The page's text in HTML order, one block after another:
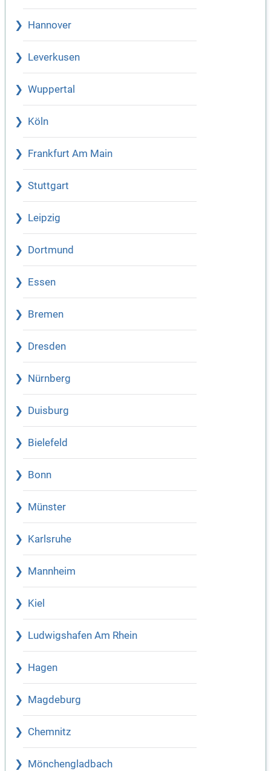
Hannover
Leverkusen
Wuppertal
Köln
Frankfurt Am Main
Stuttgart
Leipzig
Dortmund
Essen
Bremen
Dresden
Nürnberg
Duisburg
Bielefeld
Bonn
Münster
Karlsruhe
Mannheim
Kiel
Ludwigshafen Am Rhein
Hagen
Magdeburg
Chemnitz
Mönchengladbach